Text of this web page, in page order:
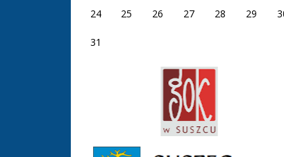
24 25 26 27 28 29
31
Gmina Suszec